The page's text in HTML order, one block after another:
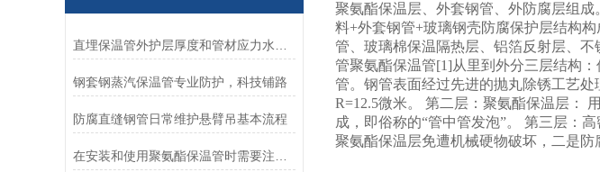
钢套钢蒸汽保温管专业防护，科技铺路
防腐直缝钢管日常维护悬臂吊基本流程
聚氨酯保温层、外套钢管、外防腐层组
料+外套钢管+玻璃钢壳防腐保护层结构
管、玻璃棉保温隔热层、铝箔反射层、
管聚氨酯保温管[1]从里到外分三层结构
管。钢管表面经过先进的抛丸除锈工艺处
R=12.5微米。 第二层：聚氨酯保温层：
成，即俗称的“管中管发泡”。 第三层：
聚氨酯保温层免遭机械硬物破坏，二是防